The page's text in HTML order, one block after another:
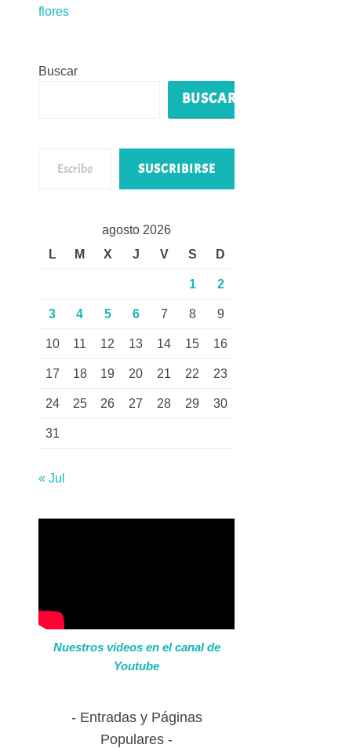
flores
Buscar
BUSCAR
SUSCRIBIRSE
agosto 2026
L
M X J V S D
1 2
3 4 5 6 7 8 9
10 11 12 13 14 15 16
17 18 19 20 21 22 23
24 25 26 27 28 29 30
31
« Jul
Nuestros videos en el canal de
Youtube
Entradas y Páginas
Populares